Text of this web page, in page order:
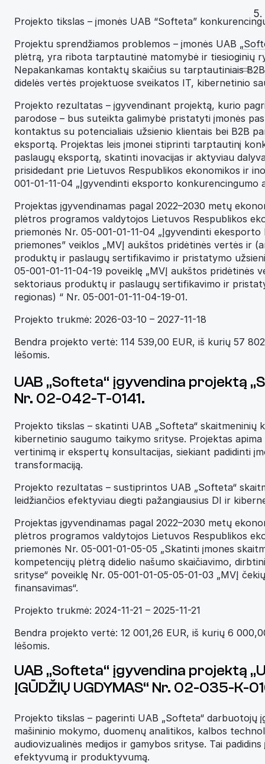
Projekto tikslas – įmonės UAB “Softeta”
Projektu sprendžiamos problemos – įmonės UAB
plėtrą, yra ribota tarptautinė matomybė ir tiesioginių
Nepakankamas kontaktų skaičius su tarptautiniais
didelės vertės projektuose sveikatos IT, kibernetinio
Projekto rezultatas – įgyvendinant projektą, kurio
parodose – bus suteikta galimybė pristatyti įmonės
kontaktus su potencialiais užsienio klientais bei B2B
eksportą. Projektas leis įmonei stiprinti tarptautinį
paslaugų eksportą, skatinti inovacijas ir aktyviau
prisidedant prie Lietuvos Respublikos ekonomikos ir
001-01-11-04 „Įgyvendinti eksporto konkurencingumo
Projektas įgyvendinamas pagal 2022–2030 metų
plėtros programos valdytojos Lietuvos Respublikos
priemonės Nr. 05-001-01-11-04 „Įgyvendinti
priemones” veiklos „MVĮ aukštos pridėtinės vertės ir
produktų ir paslaugų sertifikavimo ir pristatymo
05-001-01-11-04-19 poveiklę „MVĮ aukštos pridėtinės
sektoriaus produktų ir paslaugų sertifikavimo ir
regionas) “ Nr. 05-001-01-11-04-19-01.
Projekto trukmė: 2026-03-10 – 2027-11-18
Bendra projekto vertė: 114 539,00 EUR, iš kurių 57
lėšomis.
UAB „Softeta“ įgyvendina projektą
Nr. 02-042-T-0141.
Projekto tikslas – skatinti UAB „Softeta“
kibernetinio saugumo taikymo srityse. Projektas
vertinimą ir ekspertų konsultacijas, siekiant padidinti
transformaciją.
Projekto rezultatas – sustiprintos UAB „Softeta“
leidžiančios efektyviau diegti pažangiausius DI ir
Projektas įgyvendinamas pagal 2022–2030 metų
plėtros programos valdytojos Lietuvos Respublikos
priemonės Nr. 05-001-01-05-05 „Skatinti įmones
kompetencijų plėtrą didelio našumo skaičiavimo,
srityse“ poveiklę Nr. 05-001-01-05-05-01-03 „MVĮ
finansavimas“.
Projekto trukmė: 2024-11-21 – 2025-11-21
Bendra projekto vertė: 12 001,26 EUR, iš kurių 6
lėšomis.
UAB „Softeta“ įgyvendina projektą
ĮGŪDŽIŲ UGDYMAS“ Nr. 02-035-K-
Projekto tikslas – pagerinti UAB „Softeta“
mašininio mokymo, duomenų analitikos, kalbos
audiovizualinės medijos ir gamybos srityse. Tai
efektyvumą ir produktyvumą.